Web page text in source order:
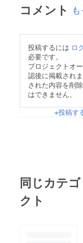
コメント
投稿するには ロ
必要です。
プロジェクトオ
認後に掲載され
された内容を削
はできません。
※投稿す
同じカテ
クト